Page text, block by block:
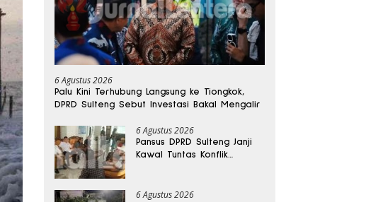
6 Agustus 2026
Palu Kini Terhubung Langsung ke Tiongkok,
DPRD Sulteng Sebut Investasi Bakal Mengalir
6 Agustus 2026
Pansus DPRD Sulteng Janji
Kawal Tuntas Konflik
6 Agustus 2026